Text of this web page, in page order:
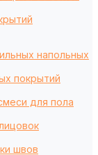
напольных
покрытий
для пола
швов